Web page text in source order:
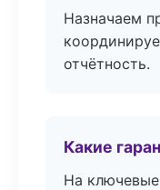
Назначаем
отчётность.
Какие
На